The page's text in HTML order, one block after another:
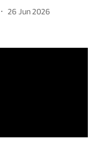
26 Jun 2026